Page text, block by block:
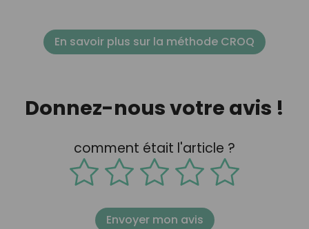
En savoir plus sur la méthode CROQ
Donnez-nous votre avis !
comment était l'article ?
Envoyer mon avis